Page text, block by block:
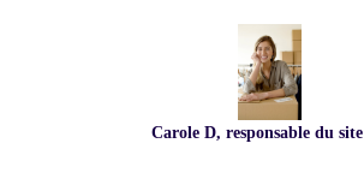
Carole D, responsable du site